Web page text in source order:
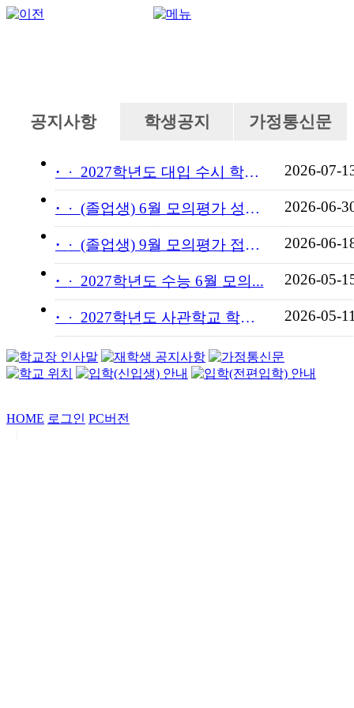
공지사항 학생공지 가정통신문
· 2027학년도 대입 수시 학교... 2026-07-
· (졸업생) 6월 모의평가 성적... 2026-06-
· (졸업생) 9월 모의평가 접수... 2026-06-
· 2027학년도 수능 6월 모의... 2026-05-
· 2027학년도 사관학교 학교장... 2026-05-
HOME 로그인 PC버전